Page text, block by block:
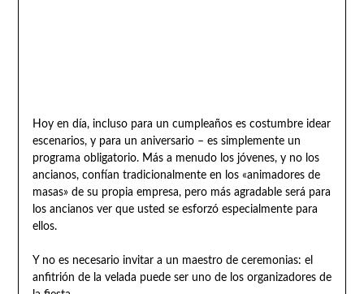
Hoy en día, incluso para un cumpleaños es costumbre idear
escenarios, y para un aniversario – es simplemente un
programa obligatorio. Más a menudo los jóvenes, y no los
ancianos, confían tradicionalmente en los «animadores de
masas» de su propia empresa, pero más agradable será para
los ancianos ver que usted se esforzó especialmente para
ellos.
Y no es necesario invitar a un maestro de ceremonias: el
anfitrión de la velada puede ser uno de los organizadores de